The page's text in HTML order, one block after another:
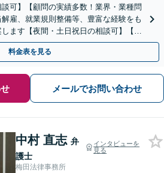
談可】【顧問の実績多数！業界・業種問
雇、就業規則整備等、豊富な経験をも
ます【夜間・土日祝日の相談可】【安
料金表を見る
メールでお問い合わせ
中村 直志 弁
護士
インタビューを
見る
梅田法律事務所